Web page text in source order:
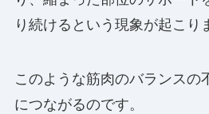
り続けるという現象が起こり
このような筋肉のバランスの
につながるのです。